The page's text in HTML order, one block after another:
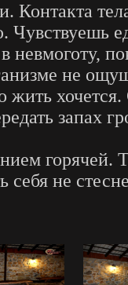
Контакта
Чувствуешь
невмоготу,
не
жить
запах
горячей.
себя не